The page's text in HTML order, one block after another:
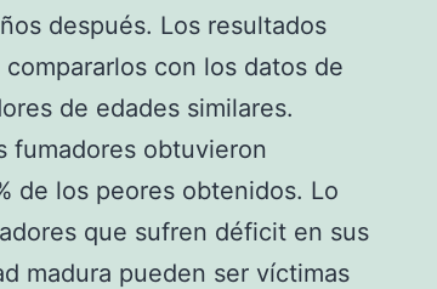
después. Los resultados
con los datos de
de edades similares.
fumadores obtuvieron
de los peores obtenidos. Lo
que sufren déficit en sus
madura pueden ser víctimas